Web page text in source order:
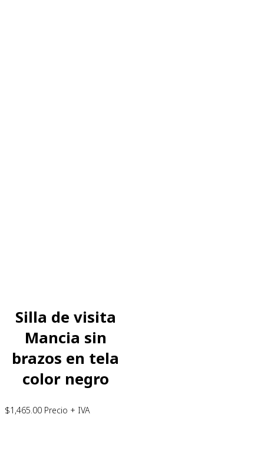
Silla de visita
Mancia sin
brazos en tela
color negro
$1,465.00 Precio + IVA